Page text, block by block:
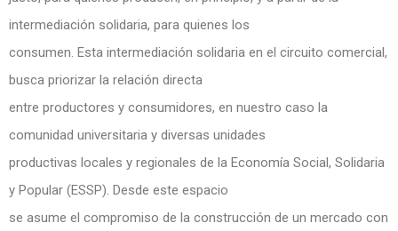
intermediación solidaria, para quienes los
consumen. Esta intermediación solidaria en el circuito comercial,
busca priorizar la relación directa
entre productores y consumidores, en nuestro caso la
comunidad universitaria y diversas unidades
productivas locales y regionales de la Economía Social, Solidaria
y Popular (ESSP). Desde este espacio
se asume el compromiso de la construcción de un mercado con